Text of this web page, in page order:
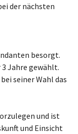
der nächsten
besorgt.
Jahre gewählt.
seiner Wahl das
und ist
und Einsicht